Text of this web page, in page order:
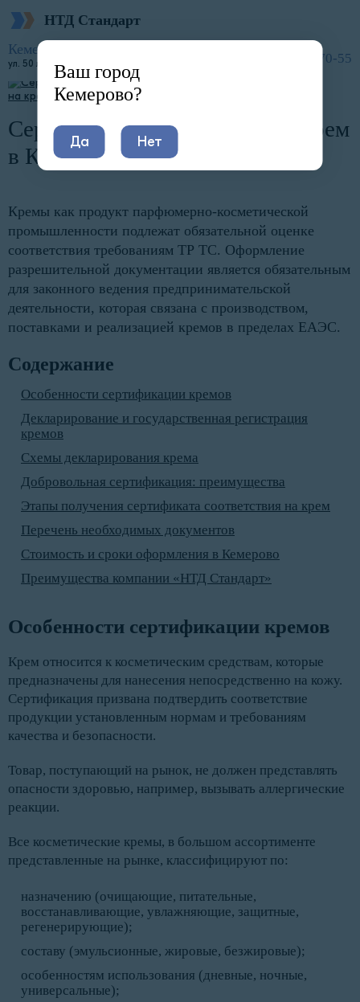
НТД Стандарт
Кемерово
ул. 50 лет Октября, 11 8 (800) 600-70-55
Главная Услуги
Сертификация по отраслям
Косметика и парфюмерия
Сертификат соответствия на крем
Сертификат соответствия на крем
в Кемерово
Кремы как продукт парфюмерно-косметической
промышленности подлежат обязательной оценке
соответствия требованиям ТР ТС. Оформление
разрешительной документации является обязательным
для законного ведения предпринимательской
деятельности, которая связана с производством,
поставками и реализацией кремов в пределах ЕАЭС.
Содержание
Особенности сертификации кремов
Декларирование и государственная регистрация
кремов
Схемы декларирования крема
Добровольная сертификация: преимущества
Этапы получения сертификата соответствия на крем
Перечень необходимых документов
Стоимость и сроки оформления в Кемерово
Преимущества компании «НТД Стандарт»
Особенности сертификации кремов
Крем относится к косметическим средствам, которые
предназначены для нанесения непосредственно на кожу.
Сертификация призвана подтвердить соответствие
продукции установленным нормам и требованиям
качества и безопасности.
Товар, поступающий на рынок, не должен представлять
опасности здоровью, например, вызывать аллергические
реакции.
Все косметические кремы, в большом ассортименте
представленные на рынке, классифицируют по:
назначению (очищающие, питательные,
восстанавливающие, увлажняющие, защитные,
регенерирующие);
составу (эмульсионные, жировые, безжировые);
особенностям использования (дневные, ночные,
универсальные);
Ваш город
Кемерово?
Да Нет